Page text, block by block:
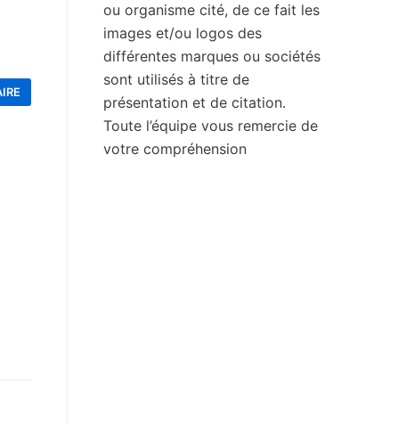
ou organisme cité, de ce fait les
images et/ou logos des
différentes marques ou sociétés
sont utilisés à titre de
présentation et de citation.
Toute l’équipe vous remercie de
votre compréhension